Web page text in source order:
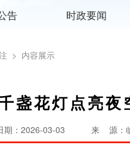
告 时政要闻
> 内容展示
盏花灯点亮
期：2026-03-03 来 源：